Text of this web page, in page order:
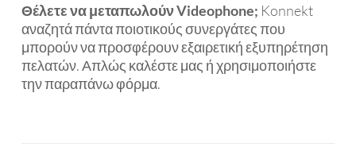
Θέλετε να μεταπωλούν Videophone; Konnekt
αναζητά πάντα ποιοτικούς συνεργάτες που
μπορούν να προσφέρουν εξαιρετική εξυπηρέτηση
πελατών. Απλώς καλέστε μας ή χρησιμοποιήστε
την παραπάνω φόρμα.